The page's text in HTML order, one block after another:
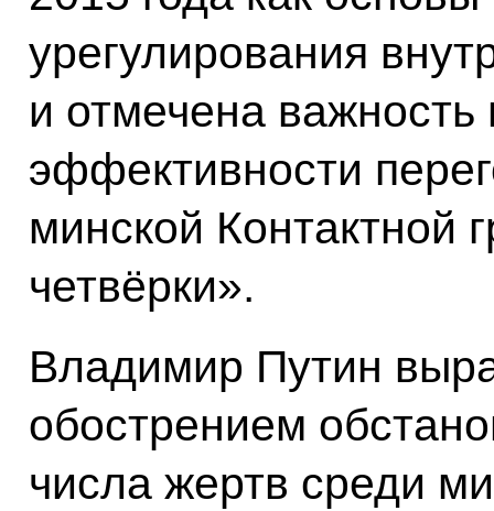
урегулирования
и отмечена
эффективности
минской Контактной
четвёрки».
Владимир Путин
обострением
числа жертв среди